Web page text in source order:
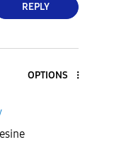
REPLY
OPTIONS